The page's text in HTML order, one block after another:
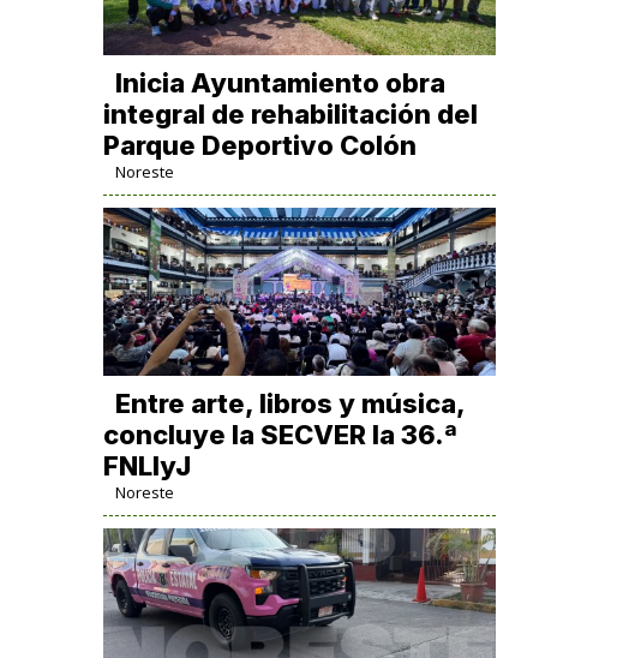
Inicia Ayuntamiento obra
integral de rehabilitación del
Parque Deportivo Colón
Noreste
Entre arte, libros y música,
concluye la SECVER la 36.ª
FNLIyJ
Noreste